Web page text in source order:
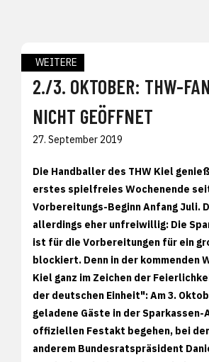
WEITERE
2./3. OKTOBER: THW-
NICHT GEÖFFNET
27. September 2019
Die Handballer des THW Kiel
erstes spielfreies Wochenende
Vorbereitungs-Beginn Anfang Juli.
allerdings eher unfreiwillig: Die
ist für die Vorbereitungen für ein
blockiert. Denn in der kommenden
Kiel ganz im Zeichen der
der deutschen Einheit": Am 3.
geladene Gäste in der Sparkassen-
offiziellen Festakt begehen, bei
anderem Bundesratspräsident